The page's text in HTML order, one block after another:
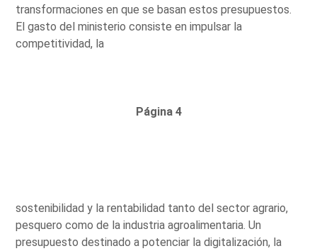
transformaciones en que se basan estos presupuestos.
El gasto del ministerio consiste en impulsar la
competitividad, la
Página 4
sostenibilidad y la rentabilidad tanto del sector agrario,
pesquero como de la industria agroalimentaria. Un
presupuesto destinado a potenciar la digitalización, la